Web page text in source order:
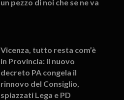
un pezzo di noi che se ne va
Vicenza, tutto resta com’è
in Provincia: il nuovo
decreto PA congela il
rinnovo del Consiglio,
spiazzati Lega e PD